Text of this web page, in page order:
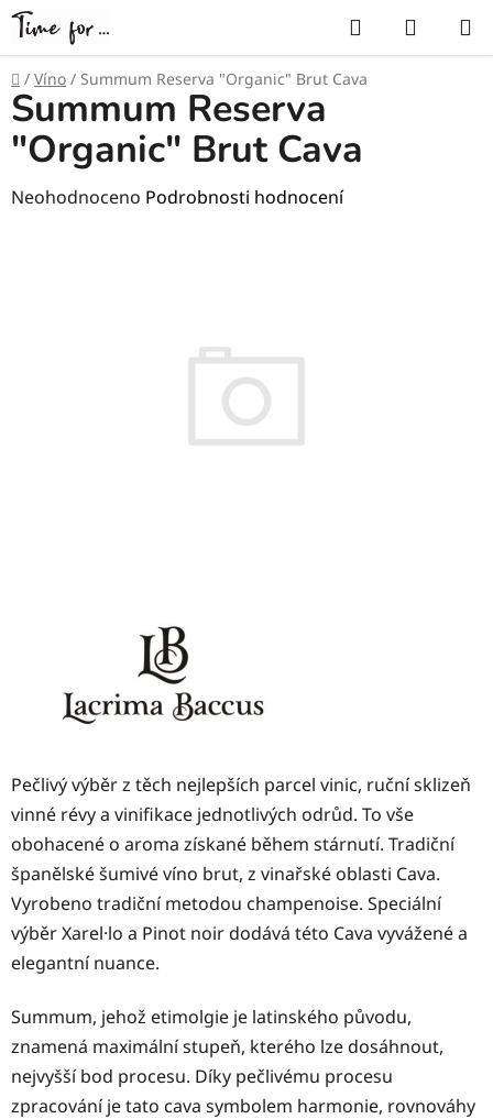
Přejít
obsah
Hledat
KOŠÍK
Domů
/ Víno / Summum Reserva "Organic" Brut Cava
Pečlivý výběr z těch nejlepších parcel vinic, ruční sklizeň
vinné révy a vinifikace jednotlivých odrůd. To vše
obohacené o aroma získané během stárnutí. Tradiční
španělské šumivé víno brut, z vinařské oblasti Cava.
Vyrobeno tradiční metodou champenoise. Speciální
výběr Xarel·lo a Pinot noir dodává této Cava vyvážené a
elegantní nuance.
Summum, jehož etimolgie je latinského původu,
znamená maximální stupeň, kterého lze dosáhnout,
nejvyšší bod procesu. Díky pečlivému procesu
zpracování je tato cava symbolem harmonie, rovnováhy
Summum Reserva
"Organic" Brut Cava
Průměrné
Neohodnoceno Podrobnosti hodnocení